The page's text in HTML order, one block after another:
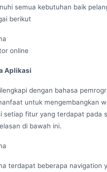
semua kebutuhan baik
berikut
online
Aplikasi
dengan bahasa
untuk mengembangkan
setiap fitur yang terdapat pada
di bawah ini.
terdapat beberapa navigation